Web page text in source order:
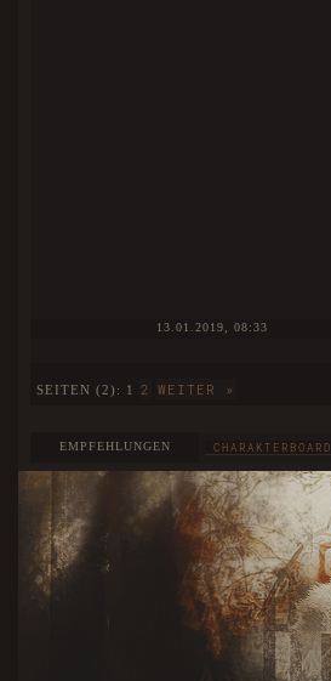
13.01.2019, 08:33
SEITEN (2): 1 2 WEITER »
EMPFEHLUNGEN CHARAKTERBOARD